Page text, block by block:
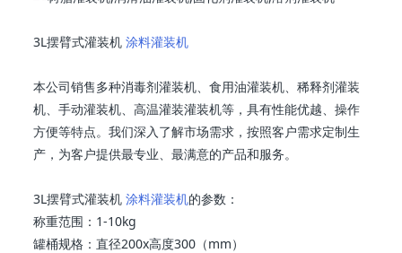
3L摆臂式灌装机涂料灌装机
本公司销售多种消毒剂灌装机、食用油灌装机、稀释剂灌装
机、手动灌装机、高温灌装灌装机等，具有性能优越、操作
方便等特点。我们深入了解市场需求，按照客户需求定制生
产，为客户提供最专业、最满意的产品和服务。
3L摆臂式灌装机涂料灌装机的参数：
称重范围：1-10kg
罐桶规格：直径200x高度300（mm）